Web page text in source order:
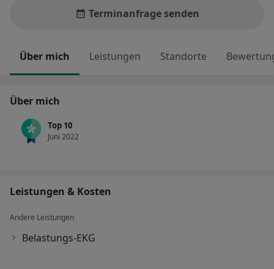
Terminanfrage senden
Über mich Leistungen Standorte
Über mich
Top 10
Juni 2022
Leistungen & Kosten
Andere Leistungen
Belastungs-EKG